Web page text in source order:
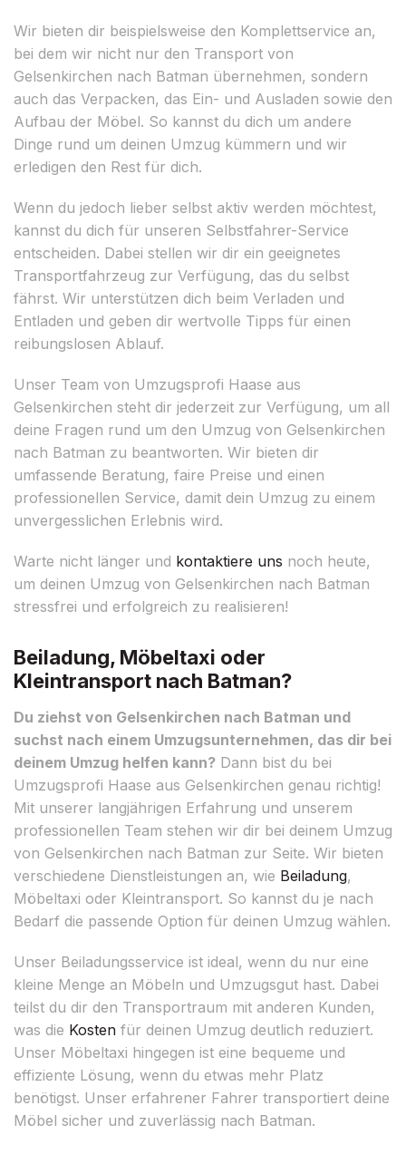
Wir bieten dir beispielsweise den Komplettservice an,
bei dem wir nicht nur den Transport von
Gelsenkirchen nach Batman übernehmen, sondern
auch das Verpacken, das Ein- und Ausladen sowie den
Aufbau der Möbel. So kannst du dich um andere
Dinge rund um deinen Umzug kümmern und wir
erledigen den Rest für dich.
Wenn du jedoch lieber selbst aktiv werden möchtest,
kannst du dich für unseren Selbstfahrer-Service
entscheiden. Dabei stellen wir dir ein geeignetes
Transportfahrzeug zur Verfügung, das du selbst
fährst. Wir unterstützen dich beim Verladen und
Entladen und geben dir wertvolle Tipps für einen
reibungslosen Ablauf.
Unser Team von Umzugsprofi Haase aus
Gelsenkirchen steht dir jederzeit zur Verfügung, um all
deine Fragen rund um den Umzug von Gelsenkirchen
nach Batman zu beantworten. Wir bieten dir
umfassende Beratung, faire Preise und einen
professionellen Service, damit dein Umzug zu einem
unvergesslichen Erlebnis wird.
Warte nicht länger und kontaktiere uns noch heute,
um deinen Umzug von Gelsenkirchen nach Batman
stressfrei und erfolgreich zu realisieren!
Beiladung, Möbeltaxi oder
Kleintransport nach Batman?
Du ziehst von Gelsenkirchen nach Batman und
suchst nach einem Umzugsunternehmen, das dir bei
deinem Umzug helfen kann? Dann bist du bei
Umzugsprofi Haase aus Gelsenkirchen genau richtig!
Mit unserer langjährigen Erfahrung und unserem
professionellen Team stehen wir dir bei deinem Umzug
von Gelsenkirchen nach Batman zur Seite. Wir bieten
verschiedene Dienstleistungen an, wie Beiladung,
Möbeltaxi oder Kleintransport. So kannst du je nach
Bedarf die passende Option für deinen Umzug wählen.
Unser Beiladungsservice ist ideal, wenn du nur eine
kleine Menge an Möbeln und Umzugsgut hast. Dabei
teilst du dir den Transportraum mit anderen Kunden,
was die Kosten für deinen Umzug deutlich reduziert.
Unser Möbeltaxi hingegen ist eine bequeme und
effiziente Lösung, wenn du etwas mehr Platz
benötigst. Unser erfahrener Fahrer transportiert deine
Möbel sicher und zuverlässig nach Batman.